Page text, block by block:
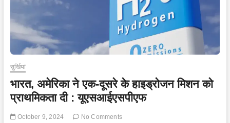
सुर्खियां
भारत, अमेरिका ने एक-दूसरे के हाइड्रोजन मिशन को
प्राथमिकता दी : यूएसआईएसपीएफ
October 9, 2024 No Comments